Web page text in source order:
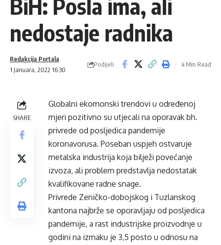
BiH: Posla ima, ali
nedostaje radnika
1 Januara, 2022 16:30
Redakcija Portala
Podijeli 4 Min Read
SHARE
Globalni ekomonski trendovi u određenoj
mjeri pozitivno su utjecali na oporavak bh.
privrede od posljedica pandemije
koronavorusa. Poseban uspjeh ostvaruje
metalska industrija koja bilježi povećanje
izvoza, ali problem predstavlja nedostatak
kvalifikovane radne snage.
Privrede Zeničko-dobojskog i Tuzlanskog
kantona najbrže se oporavljaju od posljedica
pandemije, a rast industrijske proizvodnje u
godini na izmaku je 3,5 posto u odnosu na